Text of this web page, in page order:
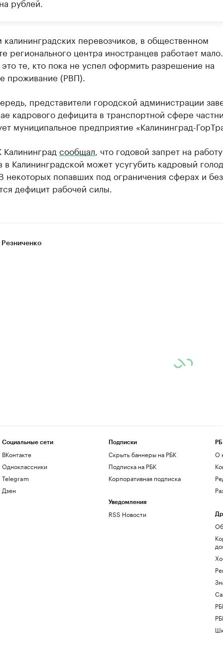
перевозчиков, в общественном
регионального центра иностранцев работает
те, кто пока не успел оформить разрешение на
проживание (РВП).
представители городской администрации
кадрового дефицита в транспортной сфере
муниципальное предприятие «Калининград-
сообщал , что годовой запрет на работу
в Калининградской может усугубить кадровый
некоторых попавших под ограничения сферах и
дефицит рабочей силы.
Социальные сети
ВКонтакте
Одноклассники
Telegram
Дзен
Подписки
Скрыть баннеры на РБК
Подписка на РБК
Корпоративная подписка
Уведомления
RSS Новости
О